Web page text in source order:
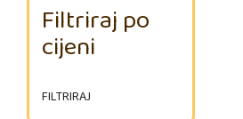
Filtriraj po
cijeni
FILTRIRAJ